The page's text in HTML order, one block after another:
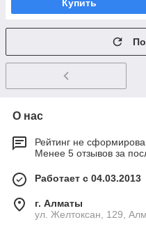
Купить
О нас
Рейтинг не
Менее 5 отзывов за
Работает с 04.03.2013
г. Алматы
ул. Желтоксан, 129,